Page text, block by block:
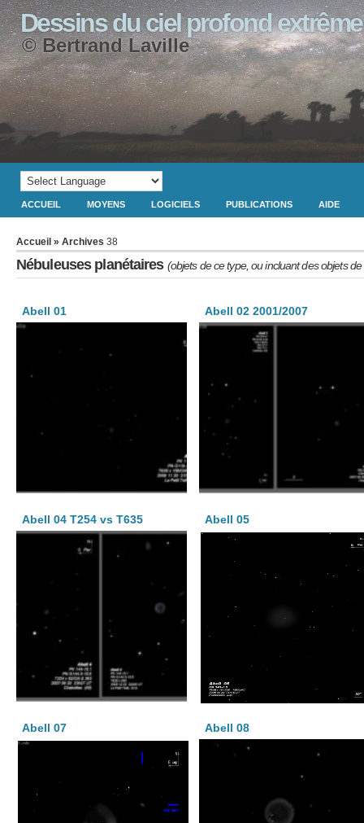
Dessins du ciel profond extrême
© Bertrand Laville
ACCUEIL MOYENS LOGICIELS PUBLICATIONS AIDE
Accueil » Archives 38
Nébuleuses planétaires (objets de ce type, ou incluant des objets
Abell 01 Abell 02 2001/2007
Abell 04 T254 vs T635 Abell 05
Abell 07 Abell 08